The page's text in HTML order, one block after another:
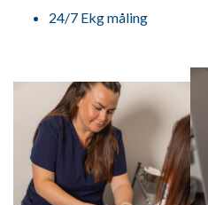
24/7 Ekg måling